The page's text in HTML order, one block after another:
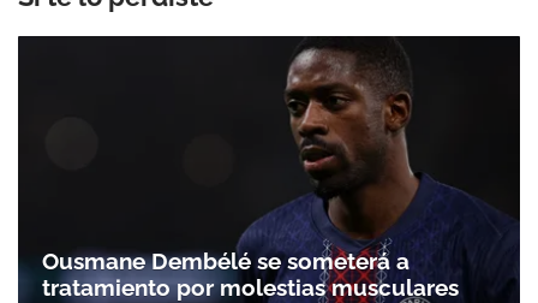
Ousmane Dembélé se someterá a
tratamiento por molestias musculares